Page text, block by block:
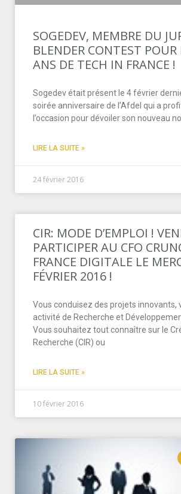
SOGEDEV, MEMBRE DU
BLENDER CONTEST POUR
ANS DE TECH IN FRANCE !
Sogedev était présent le 4 février
soirée anniversaire de l’Afdel qui a
l’occasion pour dévoiler son nouveau
LIRE LA SUITE »
24 février 2016
CIR: MODE D’EMPLOI !
PARTICIPER AU CFO
FRANCE DIGITALE LE
FÉVRIER 2016 !
Vous conduisez des projets innovants,
activité de Recherche et
Vous souhaitez tout connaître sur le
Recherche (CIR) ou
LIRE LA SUITE »
10 février 2016